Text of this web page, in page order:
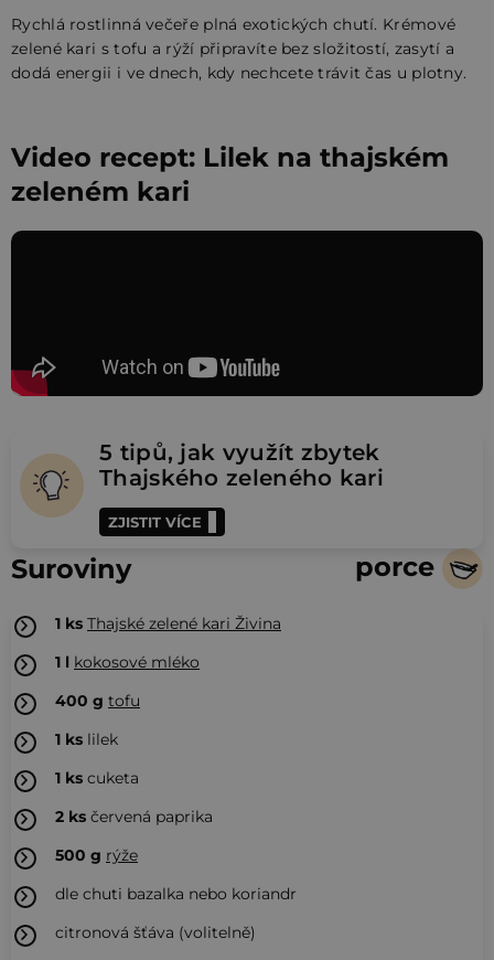
Rychlá rostlinná večeře plná exotických chutí. Krémové
zelené kari s tofu a rýží připravíte bez složitostí, zasytí a
dodá energii i ve dnech, kdy nechcete trávit čas u plotny.
Suroviny porce
1 ks Thajské zelené kari Živina
1 l kokosové mléko
400 g tofu
1 ks lilek
1 ks cuketa
2 ks červená paprika
500 g rýže
dle chuti bazalka nebo koriandr
citronová šťáva (volitelně)
Video recept: Lilek na thajském
zeleném kari
5 tipů, jak využít zbytek
Thajského zeleného kari
ZJISTIT VÍCE